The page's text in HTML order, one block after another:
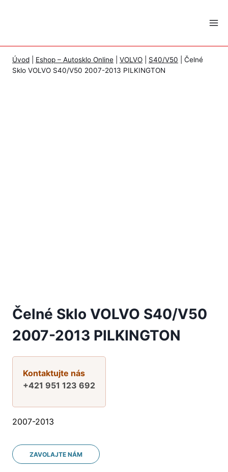
Úvod Eshop – Autosklo Online VOLVO S40/V50
Čelné
Sklo VOLVO S40/V50 2007-2013 PILKINGTON
Čelné Sklo VOLVO S40/V50
2007-2013 PILKINGTON
Kontaktujte nás
+421 951 123 692
2007-2013
ZAVOLAJTE NÁM